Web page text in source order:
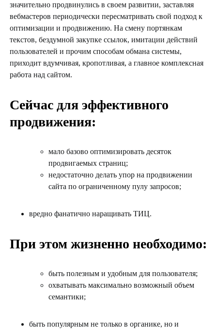
значительно продвинулись в своем развитии, заставляя
вебмастеров периодически пересматривать свой подход к
оптимизации и продвижению. На смену портянкам
текстов, бездумной закупке ссылок, имитации действий
пользователей и прочим способам обмана системы,
приходит вдумчивая, кропотливая, а главное комплексная
работа над сайтом.
Сейчас для эффективного
продвижения:
мало базово оптимизировать десяток
продвигаемых страниц;
недостаточно делать упор на продвижении
сайта по ограниченному пулу запросов;
вредно фанатично наращивать ТИЦ.
При этом жизненно необходимо:
быть полезным и удобным для пользователя;
охватывать максимально возможный объем
семантики;
быть популярным не только в органике, но и